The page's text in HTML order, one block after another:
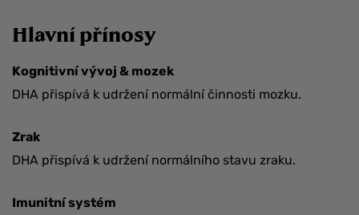
Hlavní přínosy
Kognitivní vývoj & mozek
DHA přispívá k udržení normální činnosti mozku.
Zrak
DHA přispívá k udržení normálního stavu zraku.
Imunitní systém